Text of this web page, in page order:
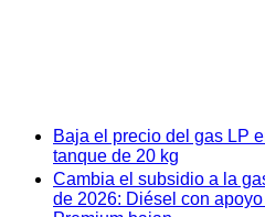
Baja el precio del gas LP
tanque de 20 kg
Cambia el subsidio a la
de 2026: Diésel con